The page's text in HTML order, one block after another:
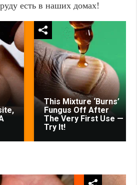
есть в наших домах!
This Mixture ‘Burns’
Fungus Off After
The Very First Use —
Try It!